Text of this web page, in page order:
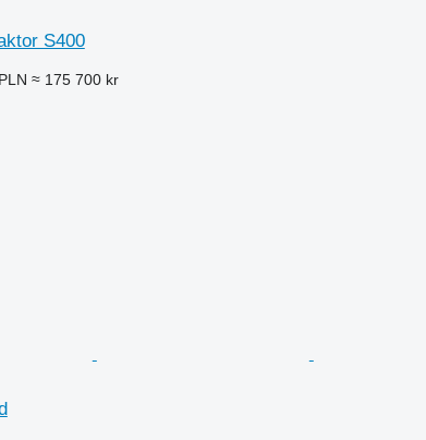
S400
≈ 175 700 kr